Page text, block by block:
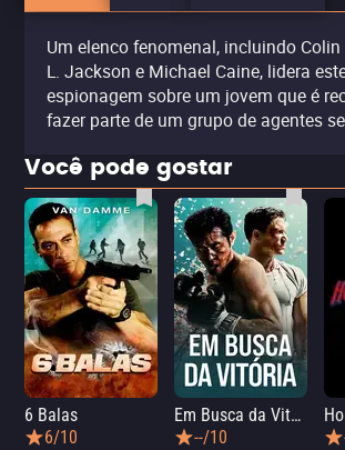
Um elenco fenomenal, incluindo Colin
L. Jackson e Michael Caine, lidera
espionagem sobre um jovem que é
fazer parte de um grupo de agentes
Você pode gostar
6 Balas
6/10
Em Busca da Vitória
--/10